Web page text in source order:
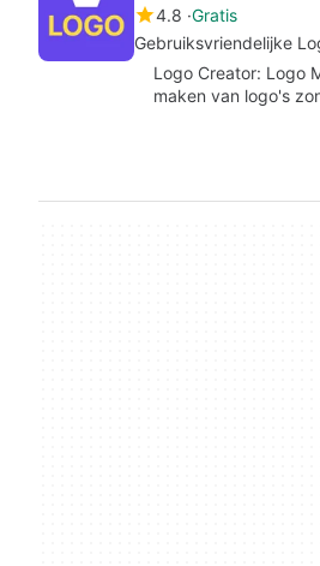
4.8 Gratis
Gebruiksvriendelijke
Logo Creator: Logo
maken van logo's